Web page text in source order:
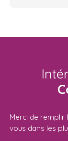
Merci de remplir
vous dans les